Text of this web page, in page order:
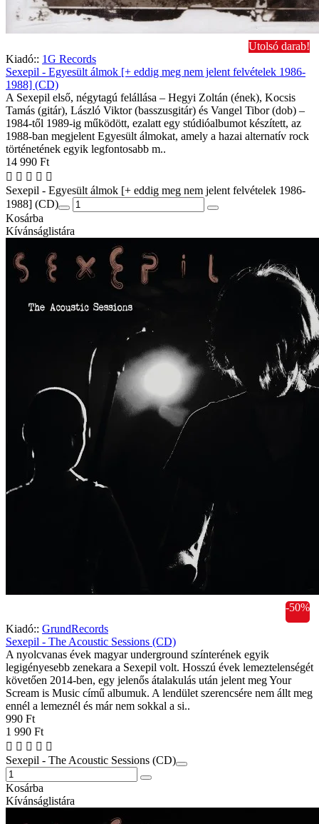
Utolsó darab!
Kiadó:: 1G Records
Sexepil - Egyesült álmok [+ eddig meg nem jelent felvételek 1986-
1988] (CD)
A Sexepil első, négytagú felállása – Hegyi Zoltán (ének), Kocsis
Tamás (gitár), László Viktor (basszusgitár) és Vangel Tibor (dob) –
1984-től 1989-ig működött, ezalatt egy stúdióalbumot készített, az
1988-ban megjelent Egyesült álmokat, amely a hazai alternatív rock
történetének egyik legfontosabb m..
14 990 Ft
Sexepil - Egyesült álmok [+ eddig meg nem jelent felvételek 1986-
1988] (CD)
Kosárba
Kívánságlistára
-50%
Kiadó:: GrundRecords
Sexepil - The Acoustic Sessions (CD)
A nyolcvanas évek magyar underground színterének egyik
legigényesebb zenekara a Sexepil volt. Hosszú évek lemeztelenségét
követően 2014-ben, egy jelenős átalakulás után jelent meg Your
Scream is Music című albumuk. A lendület szerencsére nem állt meg
ennél a lemeznél és már nem sokkal a si..
990 Ft
1 990 Ft
Sexepil - The Acoustic Sessions (CD)
Kosárba
Kívánságlistára